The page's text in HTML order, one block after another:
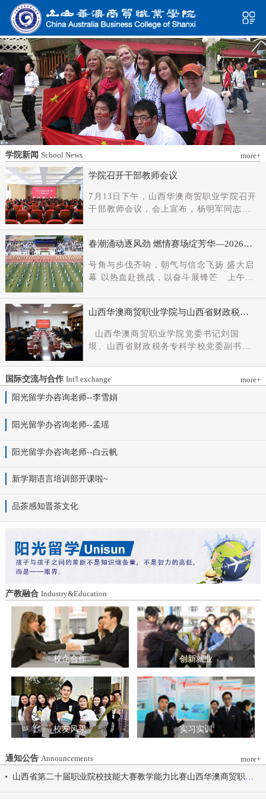
学院新闻 School News more+
学院召开干部教师会议
7月13日下午，山西华澳商贸职业学院召开
干部教师会议，会上宣布，杨明军同志任
记、督导专员职务。省委教育工委主持日
常工作的副书记（正厅长级），省教育厅
党组成员、副厅长王军出席会议并讲话。
新任党委书记杨明军同志、理事长刘耀国
分别作表态发言，刘国垠同志主持会议。
省委组织部干部六处、省委教育工委组织
领导班子成员、中层干部及教师代表参加
会议。
春潮涌动逐风劲 燃情赛场绽芳华—2026年
号角与步伐齐响，朝气与信念飞扬 盛大启
幕 以热血赴挑战，以奋斗展锋芒 上午9
扬，国旗护卫队整齐着装、身姿挺拔、精
神抖擞，护送五星红旗庄严入场，鲜红的
旗帜在春日暖阳下熠熠生辉，彰显着华澳
学子赤诚的家国情怀与昂扬的精神风貌。
紧随其后，校旗方阵、彩旗方阵依次行
进，彩旗猎猎映晴空，灵动的步伐与明媚
景。全场师生肃立，升国旗、奏唱国歌。
冉冉升起，全体师生行注目礼，目光坚
时代华章。 学院院长白峰致开幕词，
动会是学院践行“健康第一”教育理念、推
动会为契机，涵养健康体魄、锤炼坚韧意
志，将赛场上的拼搏精神、协作意识转化
为学习工作的强大动力，凝心聚力、笃行
不怠，共同书写华澳学院高质量发展的崭
新篇章。 本届开幕式以“逐梦 健康 奋进
感恩”为脉络，献上四场精彩展演。 健康
同行，雅韵律动 优雅交谊舞翩跹起舞，
舞步轻盈、配合默契，在旋转与迈步间绽
放自信从容的青春风采。 感恩于心，团
结奋进 歌舞表演温暖有力，音符与舞步
传递同心同行的信念，凝聚团结力量，共
赴赛场追梦之旅。 学院党委书记刘国垠
宣布山西华澳商贸职业学院2026年春季田
径运动会正式开始！
山西华澳商贸职业学院与山西省财政税务
建和思想政治工作结对共建协议
山西华澳商贸职业学院党委书记刘国
垠、山西省财政税务专科学校党委副书记
院长白峰主持。签约仪式现场气氛庄重而
热烈。 山西省财政税务专科学校党委副
本情况以及党建和思政工作方面的做法进
工作向“有效覆盖”“全面提质”提出几点建
议：一要筑牢组织根基。以党建标准化、
组织生活联过等方式，筑牢学校事业发展
源共享机制，共同开发实践教学基地，打
造特色育人载体。三要强化队伍建设。通
过挂职帮带、专题培训、观摩交流等形
式，培育政治强、业务精、作风正的党务
和思政工作队伍。四要推动深度融合。把
结对共建融入专业建设、科研创新、人才
培养、社会服务全过程，让党建引领下的
校际合作，既赋能民办高校规范发展，也
助力公办高校拓展育人维度。 在共同见
证下，三方校领导签署了《党建和思想政
治工作结对共建协议书》。 此次签约不
仅为党建和思想政治工作搭建起常态化、
制度化的交流平台，更为三方在更广领
域、更深层次的合作奠定了坚实基础。相
关责任部门将主动对接、深化交流，推动
共建内容落地见效，共同谱写公办民办高
校协同发展的新篇章。
国际交流与合作 Int'l exchange
more+
阳光留学办咨询老师--李雪娟
阳光留学办咨询老师--孟瑶
阳光留学办咨询老师--白云帆
新学期语言培训部开课啦~
品茶感知晋茶文化
产教融合 Industry&Education
校企合作 创新就业
校友风采 实习实训
通知公告 Announcements
more+
山西省第二十届职业院校技能大赛教学能力比赛山西华澳商贸职业学院参赛团队信息公示